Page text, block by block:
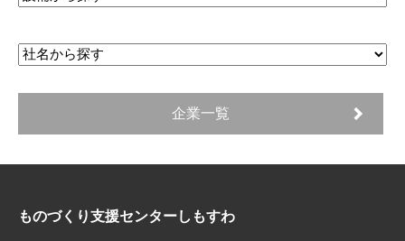
企業一覧
ものづくり支援センターしもすわ